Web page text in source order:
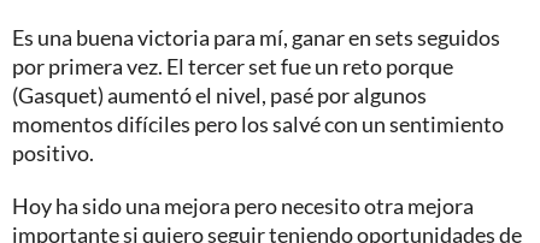
Es una buena victoria para mí, ganar en sets seguidos
por primera vez. El tercer set fue un reto porque
(Gasquet) aumentó el nivel, pasé por algunos
momentos difíciles pero los salvé con un sentimiento
positivo.
Hoy ha sido una mejora pero necesito otra mejora
importante si quiero seguir teniendo oportunidades de